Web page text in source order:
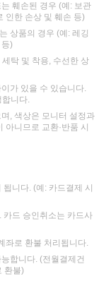
훼손된 경우 (예: 보관
인한 손상 및 훼손 등)
상품의 경우 (예: 레깅
)
탁 및 착용, 수선한 상
가 있을 수 있습니다.
니다.
, 색상은 모니터 설정과
니므로 교환·반품 시
니다. (예: 카드결제 시
카드 승인취소는 카드사
좌로 환불 처리됩니다.
합니다. (전월결제건
환불)